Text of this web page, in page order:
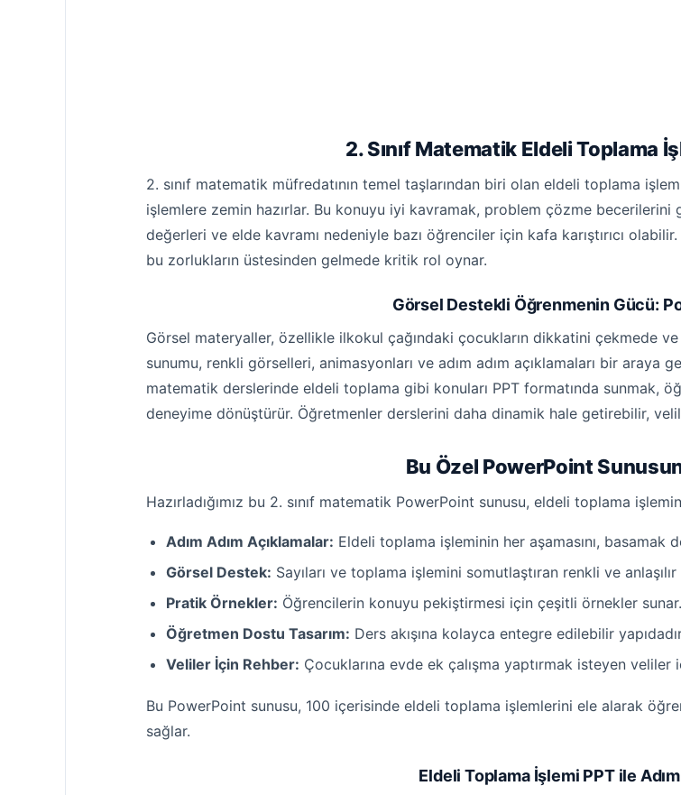
2. Sınıf Matematik Eldeli Toplama
2. sınıf matematik müfredatının temel taşlarından biri olan eldeli toplama
işlemlere zemin hazırlar. Bu konuyu iyi kavramak, problem çözme becerilerini
değerleri ve elde kavramı nedeniyle bazı öğrenciler için kafa karıştırıcı
bu zorlukların üstesinden gelmede kritik rol oynar.
Görsel Destekli Öğrenmenin Gücü:
Görsel materyaller, özellikle ilkokul çağındaki çocukların dikkatini çekmede
sunumu, renkli görselleri, animasyonları ve adım adım açıklamaları bir araya
matematik derslerinde eldeli toplama gibi konuları PPT formatında sunmak,
deneyime dönüştürür. Öğretmenler derslerini daha dinamik hale getirebilir,
Bu Özel PowerPoint
Hazırladığımız bu 2. sınıf matematik PowerPoint sunusu, eldeli toplama
Adım Adım Açıklamalar: Eldeli toplama işleminin her aşamasını, basamak
Görsel Destek: Sayıları ve toplama işlemini somutlaştıran renkli ve
Pratik Örnekler: Öğrencilerin konuyu pekiştirmesi için çeşitli örnekler sunar.
Öğretmen Dostu Tasarım: Ders akışına kolayca entegre edilebilir
Veliler İçin Rehber: Çocuklarına evde ek çalışma yaptırmak isteyen veliler
Bu PowerPoint sunusu, 100 içerisinde eldeli toplama işlemlerini ele alarak
sağlar.
Eldeli Toplama İşlemi PPT ile